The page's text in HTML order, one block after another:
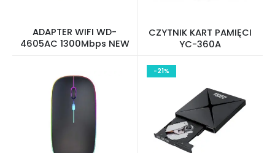
ADAPTER WIFI WD-
4605AC 1300Mbps NEW
CZYTNIK KART PAMIĘCI
YC-360A
-21%